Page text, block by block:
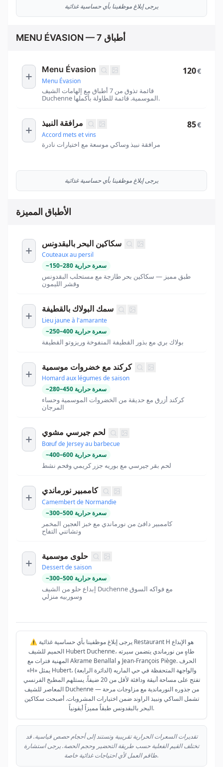
يرجى إبلاغ موظفينا بأي حساسية غذائية
MENU ÉVASION — 7 أطباق
Menu Évasion
Menu Évasion
قائمة تذوق من 7 أطباق مع إلهامات الشيف
Duchenne الموسمية. قائمة للطاولة بأكملها.
120€
مرافقة النبيذ
Accord mets et vins
مرافقة نبيذ وساكي موسعة مع اختيارات نادرة
85€
يرجى إبلاغ موظفينا بأي حساسية غذائية
الأطباق المميزة
سكاكين البحر بالبقدونس
Couteaux au persil
~150–280 سعرة حرارية
طبق مميز — سكاكين بحر طازجة مع مستحلب البقدونس
وقشر الليمون
سمك البولاك بالقطيفة
Lieu jaune à l'amarante
~250–400 سعرة حرارية
بولاك بري مع بذور القطيفة المنفوخة وريزوتو القطيفة
كركند مع خضروات موسمية
Homard aux légumes de saison
~280–450 سعرة حرارية
كركند أزرق مع حديقة من الخضروات الموسمية وحساء
المرجان
لحم جيرسي مشوي
Bœuf de Jersey au barbecue
~400–600 سعرة حرارية
لحم بقر جيرسي مع بوريه جزر كريمي وفحم نشط
كاممبير نورماندي
Camembert de Normandie
~300–500 سعرة حرارية
كاممبير دافئ من نورماندي مع خبز العجين المخمر
وتشاتني التفاح
حلوى موسمية
Dessert de saison
~300–500 سعرة حرارية
إبداع حلو من الشيف Duchenne مع فواكه السوق
وسوربيه منزلي
⚠️ يرجى إبلاغ موظفينا بأي حساسية غذائية Restaurant H هو الإبداع
الحميم للشيف Hubert Duchenne، طاهٍ من نورماندي يتضمن سيرته
المهنية فترات مع Akrame Benallal و Jean-François Piège. الحرف
«H» يمثل Hubert، والواجهة المتحفظة في حي الماريه (الدائرة الرابعة)
تفتح على مساحة أنيقة ودافئة لأقل من 20 ضيفاً. يستلهم المطبخ الفرنسي
المعاصر للشيف Duchenne من جذوره النورماندية مع مزاوجات مرحة —
تشمل الساكي ونبيذ الراوند ضمن اختيارات المشروبات. أصبحت سكاكين
البحر بالبقدونس طبقاً مميزاً أيقونياً.
تقديرات السعرات الحرارية تقريبية وتستند إلى أحجام حصص قياسية. قد
تختلف القيم الفعلية حسب طريقة التحضير وحجم الحصة. يرجى استشارة
طاقم العمل لأي احتياجات غذائية خاصة.